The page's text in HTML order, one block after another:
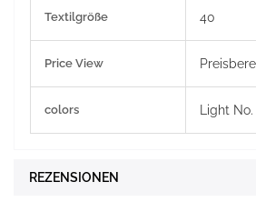
Textilgröße 40
Price View
colors Light No.
REZENSIONEN